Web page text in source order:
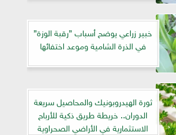
خبير زراعي يوضح أسباب ”رقبة الوزة”
في الذرة الشامية وموعد اختفائها
ثورة الهيدروبونيك والمحاصيل سريعة
الدوران.. خريطة طريق ذكية للأرباح
الاستثمارية في الأراضي الصحراوية